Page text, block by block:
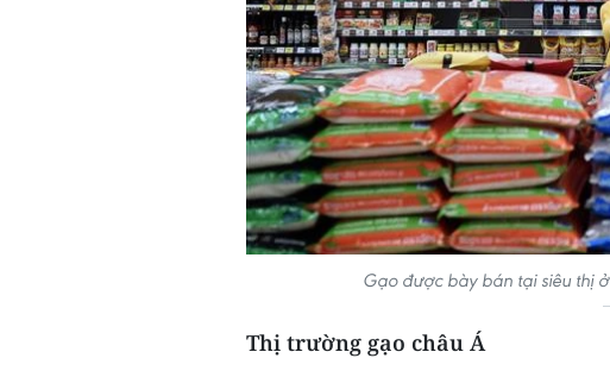
Gạo được bày bán tại siêu thị
Thị trường gạo châu Á